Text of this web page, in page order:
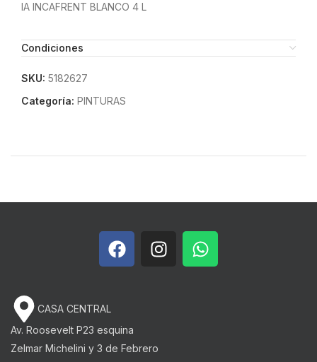
IA INCAFRENT BLANCO 4 L
Condiciones
SKU: 5182627
Categoría: PINTURAS
CASA CENTRAL
Av. Roosevelt P23 esquina
Zelmar Michelini y 3 de Febrero​